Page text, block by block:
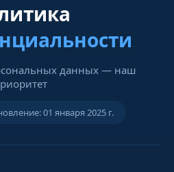
данных — наш
01 января 2025 г.